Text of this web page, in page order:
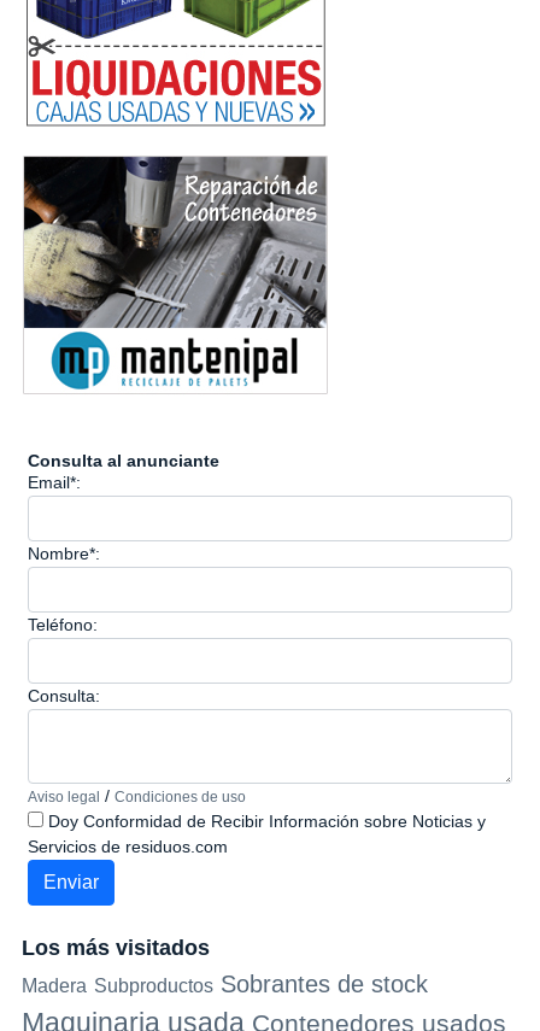
Consulta al anunciante
Email*:
Nombre*:
Teléfono:
Consulta:
Aviso legal / Condiciones de uso
Doy Conformidad de Recibir Información sobre Noticias y
Servicios de residuos.com
Los más visitados
Madera Subproductos Sobrantes de stock
Maquinaria usada Contenedores usados